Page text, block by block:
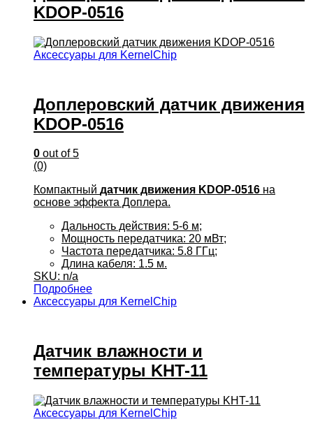
KDOP-0516
Аксессуары для KernelChip
Доплеровский датчик движения
KDOP-0516
0 out of 5
(0)
Компактный датчик движения KDOP-0516 на
основе эффекта Доплера.
Дальность действия: 5-6 м;
Мощность передатчика: 20 мВт;
Частота передатчика: 5.8 ГГц;
Длина кабеля: 1.5 м.
SKU: n/a
Подробнее
Аксессуары для KernelChip
Датчик влажности и
температуры KHT-11
Аксессуары для KernelChip